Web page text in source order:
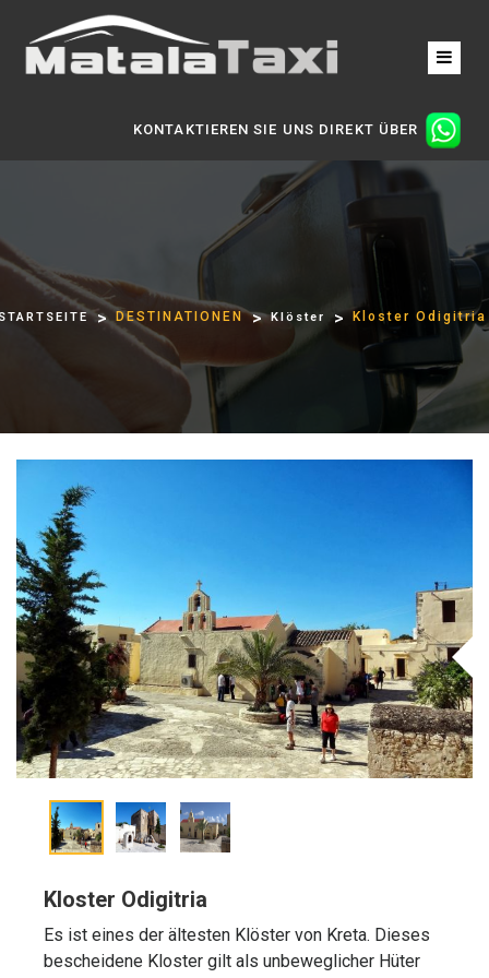
KONTAKTIEREN SIE UNS DIREKT ÜBER
DESTINATIONEN Klöster Kloster Odigitria
Kloster Odigitria
Es ist eines der ältesten Klöster von Kreta. Dieses
bescheidene Kloster gilt als unbeweglicher Hüter